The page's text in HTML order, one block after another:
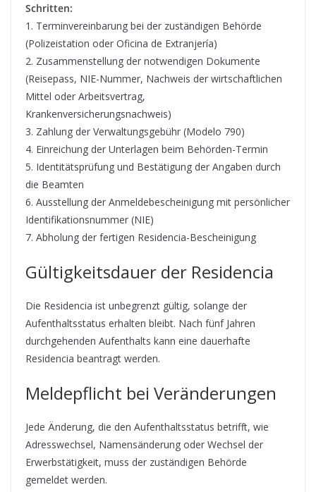
Schritten:
1. Terminvereinbarung bei der zuständigen Behörde
(Polizeistation oder Oficina de Extranjería)
2. Zusammenstellung der notwendigen Dokumente
(Reisepass, NIE-Nummer, Nachweis der wirtschaftlichen
Mittel oder Arbeitsvertrag,
Krankenversicherungsnachweis)
3. Zahlung der Verwaltungsgebühr (Modelo 790)
4. Einreichung der Unterlagen beim Behörden-Termin
5. Identitätsprüfung und Bestätigung der Angaben durch
die Beamten
6. Ausstellung der Anmeldebescheinigung mit persönlicher
Identifikationsnummer (NIE)
7. Abholung der fertigen Residencia-Bescheinigung
Gültigkeitsdauer der Residencia
Die Residencia ist unbegrenzt gültig, solange der
Aufenthaltsstatus erhalten bleibt. Nach fünf Jahren
durchgehenden Aufenthalts kann eine dauerhafte
Residencia beantragt werden.
Meldepflicht bei Veränderungen
Jede Änderung, die den Aufenthaltsstatus betrifft, wie
Adresswechsel, Namensänderung oder Wechsel der
Erwerbstätigkeit, muss der zuständigen Behörde
gemeldet werden.